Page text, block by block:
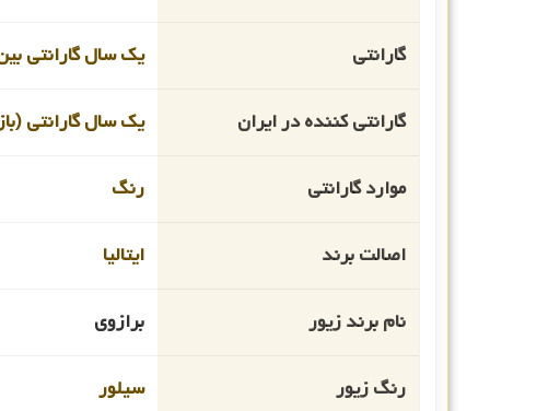
گارانتی یک سال گارانتی
گارانتی کننده در ایران یک سال گارانتی
موارد گارانتی رنگ
اصالت برند ایتالیا
نام برند زیور برازوی
رنگ زیور سیلور